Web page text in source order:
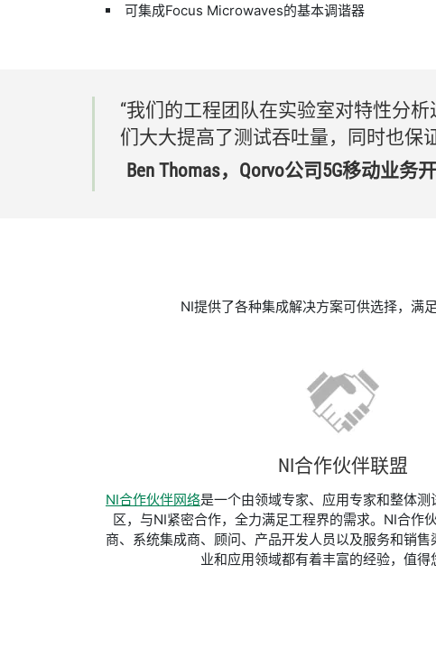
可集成Focus Microwaves的基本调谐器
“我们的工程团队在实验室对特性分析
们大大提高了测试吞吐量， 同时也保
Ben Thomas， Qorvo公司 5G移动业务
NI提供了各种集成解决方案可供选择，满
NI合作伙伴联盟
NI合作伙伴网络是一个由领域专家、应用专家和整体
区，与NI紧密合作，全力满足工程界的需求。NI合作
商、系统集成商、顾问、产品开发人员以及服务和销
业和应用领域都有着丰富的经验，值得